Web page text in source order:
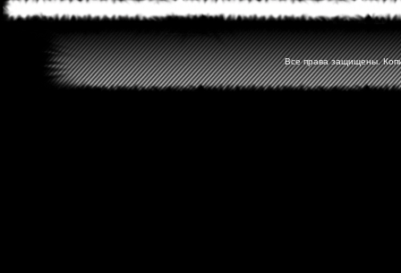
Все права защищены.